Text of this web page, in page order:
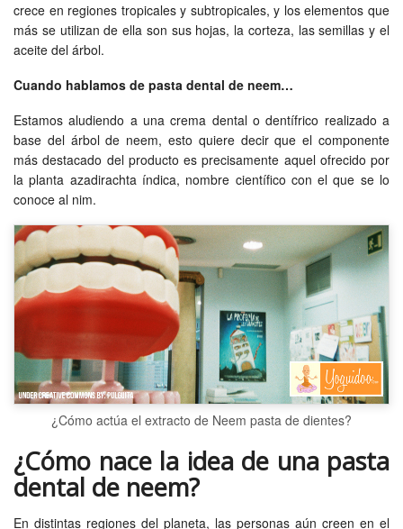
crece en regiones tropicales y subtropicales, y los elementos que
más se utilizan de ella son sus hojas, la corteza, las semillas y el
aceite del árbol.
Cuando hablamos de pasta dental de neem…
Estamos aludiendo a una crema dental o dentífrico realizado a
base del árbol de neem, esto quiere decir que el componente
más destacado del producto es precisamente aquel ofrecido por
la planta azadirachta índica, nombre científico con el que se lo
conoce al nim.
¿Cómo actúa el extracto de Neem pasta de dientes?
¿Cómo nace la idea de una pasta
dental de neem?
En distintas regiones del planeta, las personas aún creen en el